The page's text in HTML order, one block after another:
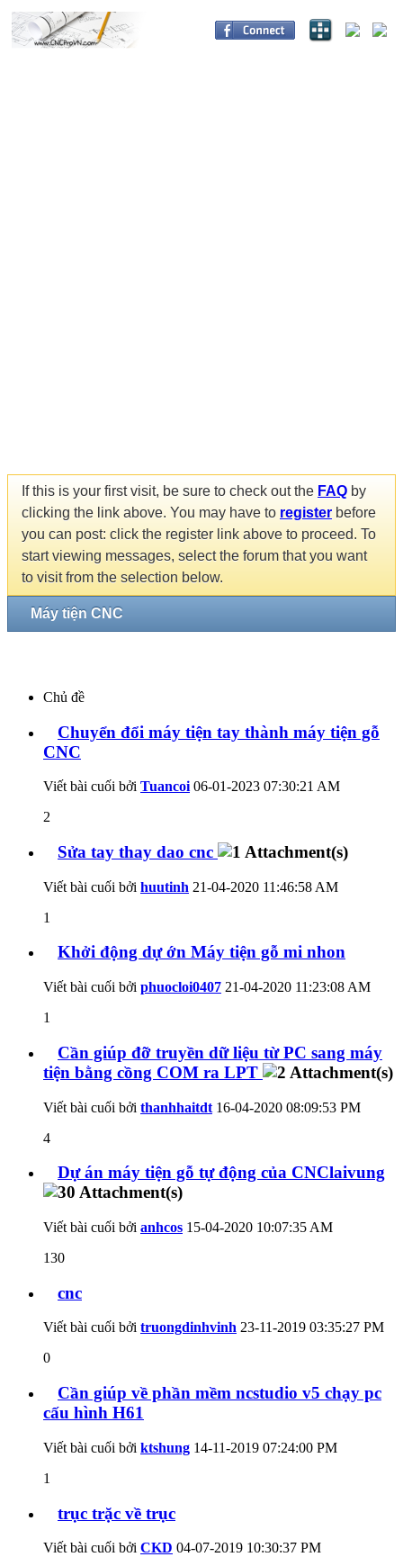
If this is your first visit, be sure to check out the FAQ by
clicking the link above. You may have to register before
you can post: click the register link above to proceed. To
start viewing messages, select the forum that you want
to visit from the selection below.
Máy tiện CNC
Chủ đề
Chuyển đổi máy tiện tay thành máy tiện gỗ
CNC
Viết bài cuối bởi Tuancoi 06-01-2023 07:30:21 AM
2
Sửa tay thay dao cnc
Viết bài cuối bởi huutinh 21-04-2020 11:46:58 AM
1
Khởi động dự ớn Máy tiện gỗ mi nhon
Viết bài cuối bởi phuocloi0407 21-04-2020 11:23:08 AM
1
Cần giúp đỡ truyền dữ liệu từ PC sang máy
tiện bằng cồng COM ra LPT
Viết bài cuối bởi thanhhaitdt 16-04-2020 08:09:53 PM
4
Dự án máy tiện gỗ tự động của CNClaivung
Viết bài cuối bởi anhcos 15-04-2020 10:07:35 AM
130
cnc
Viết bài cuối bởi truongdinhvinh 23-11-2019 03:35:27 PM
0
Cần giúp về phần mềm ncstudio v5 chạy pc
cấu hình H61
Viết bài cuối bởi ktshung 14-11-2019 07:24:00 PM
1
trục trặc về trục
Viết bài cuối bởi CKD 04-07-2019 10:30:37 PM